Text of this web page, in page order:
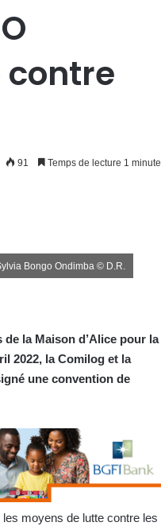
91 Temps de lecture 1 minute
Bongo Ondimba © D.R.
la Maison d’Alice pour la
2022, la Comilog et la
une convention de
moyens de lutte contre les